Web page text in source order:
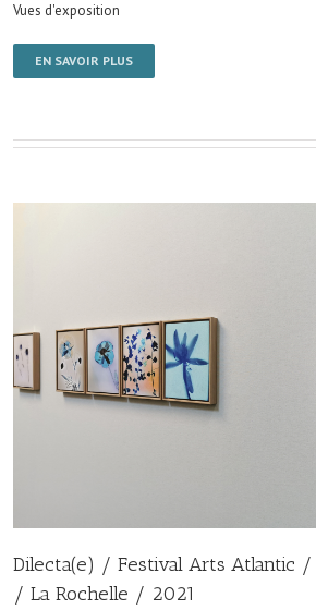
Vues d'exposition
EN SAVOIR PLUS
Dilecta(e) / Festival Arts Atlantic /
/ La Rochelle / 2021